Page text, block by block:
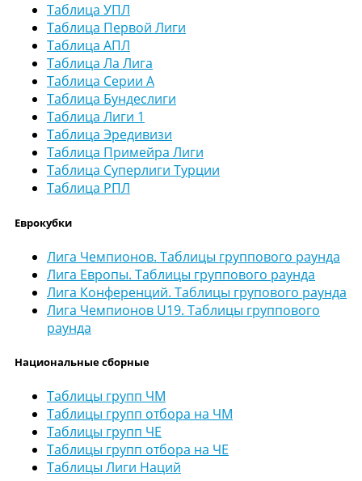
Таблица УПЛ
Таблица Первой Лиги
Таблица АПЛ
Таблица Ла Лига
Таблица Серии А
Таблица Бундеслиги
Таблица Лиги 1
Таблица Эредивизи
Таблица Примейра Лиги
Таблица Суперлиги Турции
Таблица РПЛ
Еврокубки
Лига Чемпионов. Таблицы группового раунда
Лига Европы. Таблицы группового раунда
Лига Конференций. Таблицы групового раунда
Лига Чемпионов U19. Таблицы группового
раунда
Национальные сборные
Таблицы групп ЧМ
Таблицы групп отбора на ЧМ
Таблицы групп ЧЕ
Таблицы групп отбора на ЧЕ
Таблицы Лиги Наций